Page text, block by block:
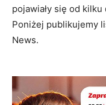
pojawiały się od
Poniżej publikujemy
News.